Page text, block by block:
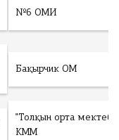
№6 ОМИ
Бақырчик ОМ
"Толқын орта мектебі"
КММ